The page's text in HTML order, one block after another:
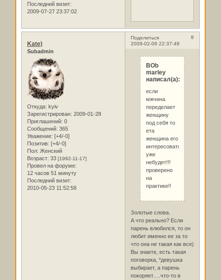
Последний визит:
2009-07-27 23:37:02
Поделиться
8
2009-02-06 22:37:49
Kate)
Subadmin
Откуда: kyiv
Зарегистрирован: 2009-01-28
Приглашений: 0
Сообщений: 365
Уважение: [+4/-0]
Позитив: [+4/-0]
Пол: Женский
Возраст: 33 [1992-11-17]
Провел на форуме:
12 часов 51 минуту
Последний визит:
2010-05-23 11:52:58
BOb
marley
написал(а):
если
мжчина
переделает
женщину
под себя то
ета
женщина его
интересовать
уже
небудет!!!
проверено
на
практике!!
Золотые слова.
А что реально? Если
парень влюбился, то он
любит именно ее за то
что она не такая как все)
Вы знаете, есть такая
поговорка, *девушка
выбирает, а парень
покоряет….что-то в